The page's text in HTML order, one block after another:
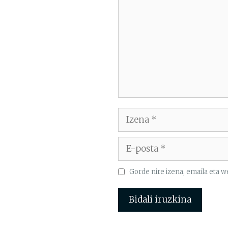
Izena
E-
posta
Gorde nire izena, emaila eta